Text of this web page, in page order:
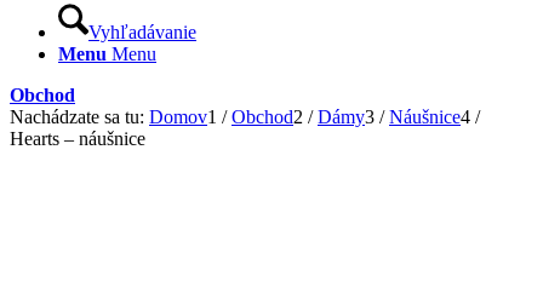
Vyhľadávanie
Menu Menu
Obchod
Nachádzate sa tu: Domov1 / Obchod2 / Dámy3 / Náušnice4 /
Hearts – náušnice